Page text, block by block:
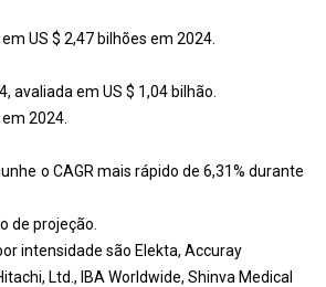
US $ 2,47 bilhões em 2024.
em US $ 1,04 bilhão.
2024.
o CAGR mais rápido de 6,31% durante
de projeção.
intensidade são Elekta, Accuray
Ltd., IBA Worldwide, Shinva Medical